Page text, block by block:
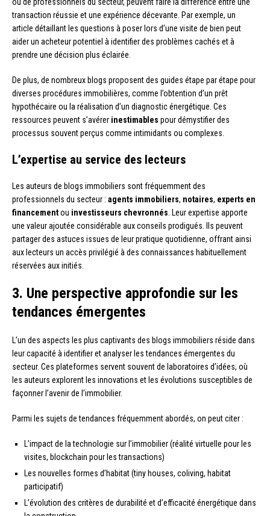
ou de professionnels du secteur, peuvent faire la différence entre une
transaction réussie et une expérience décevante. Par exemple, un
article détaillant les questions à poser lors d’une visite de bien peut
aider un acheteur potentiel à identifier des problèmes cachés et à
prendre une décision plus éclairée.
De plus, de nombreux blogs proposent des guides étape par étape pour
diverses procédures immobilières, comme l’obtention d’un prêt
hypothécaire ou la réalisation d’un diagnostic énergétique. Ces
ressources peuvent s’avérer inestimables pour démystifier des
processus souvent perçus comme intimidants ou complexes.
L’expertise au service des lecteurs
Les auteurs de blogs immobiliers sont fréquemment des
professionnels du secteur : agents immobiliers, notaires, experts en
financementou investisseurs chevronnés. Leur expertise apporte
une valeur ajoutée considérable aux conseils prodigués. Ils peuvent
partager des astuces issues de leur pratique quotidienne, offrant ainsi
aux lecteurs un accès privilégié à des connaissances habituellement
réservées aux initiés.
3. Une perspective approfondie sur les
tendances émergentes
L’un des aspects les plus captivants des blogs immobiliers réside dans
leur capacité à identifier et analyser les tendances émergentes du
secteur. Ces plateformes servent souvent de laboratoires d’idées, où
les auteurs explorent les innovations et les évolutions susceptibles de
façonner l’avenir de l’immobilier.
Parmi les sujets de tendances fréquemment abordés, on peut citer :
L’impact de la technologie sur l’immobilier (réalité virtuelle pour les
visites, blockchain pour les transactions)
Les nouvelles formes d’habitat (tiny houses, coliving, habitat
participatif)
L’évolution des critères de durabilité et d’efficacité énergétique dans